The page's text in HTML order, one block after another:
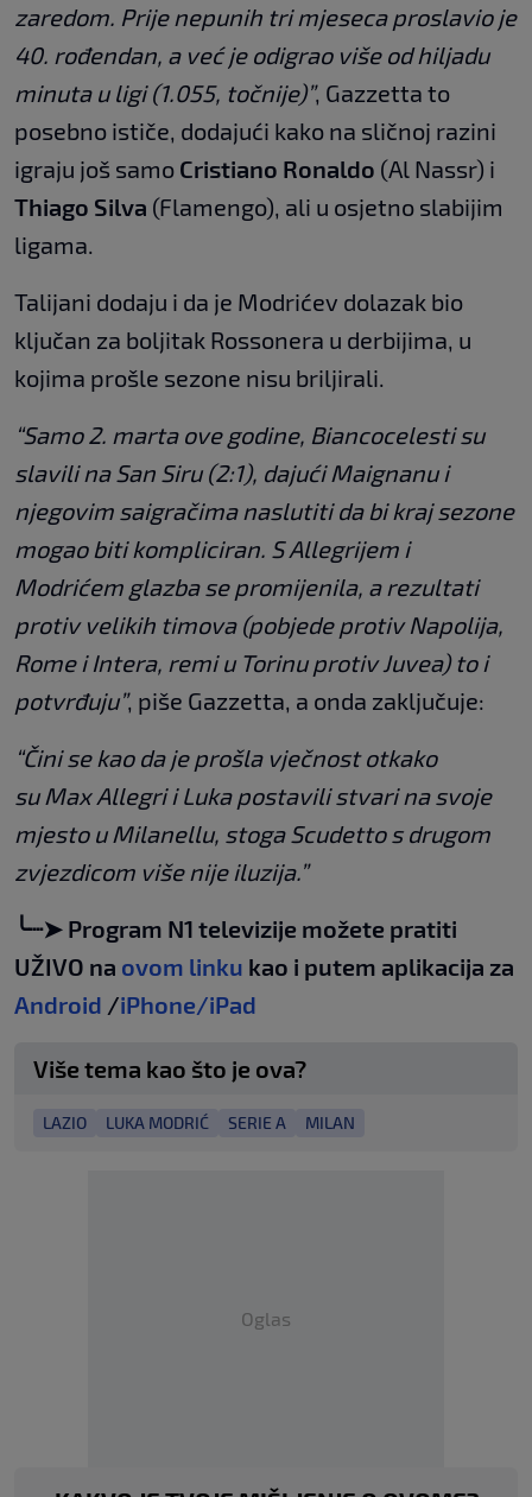
zaredom. Prije nepunih tri mjeseca proslavio je
40. rođendan, a već je odigrao više od hiljadu
minuta u ligi (1.055, točnije)”, Gazzetta to
posebno ističe, dodajući kako na sličnoj razini
igraju još samo Cristiano Ronaldo (Al Nassr) i
Thiago Silva (Flamengo), ali u osjetno slabijim
ligama.
Talijani dodaju i da je Modrićev dolazak bio
ključan za boljitak Rossonera u derbijima, u
kojima prošle sezone nisu briljirali.
“Samo 2. marta ove godine, Biancocelesti su
slavili na San Siru (2:1), dajući Maignanu i
njegovim saigračima naslutiti da bi kraj sezone
mogao biti kompliciran. S Allegrijem i
Modrićem glazba se promijenila, a rezultati
protiv velikih timova (pobjede protiv Napolija,
Rome i Intera, remi u Torinu protiv Juvea) to i
potvrđuju”, piše Gazzetta, a onda zaključuje:
“Čini se kao da je prošla vječnost otkako
su Max Allegri i Luka postavili stvari na svoje
mjesto u Milanellu, stoga Scudetto s drugom
zvjezdicom više nije iluzija.”
╰┈➤ Program N1 televizije možete pratiti
UŽIVO na ovom linku kao i putem aplikacija za
Android /iPhone/iPad
Više tema kao što je ova?
LAZIO LUKA MODRIĆ SERIE A MILAN
Oglas